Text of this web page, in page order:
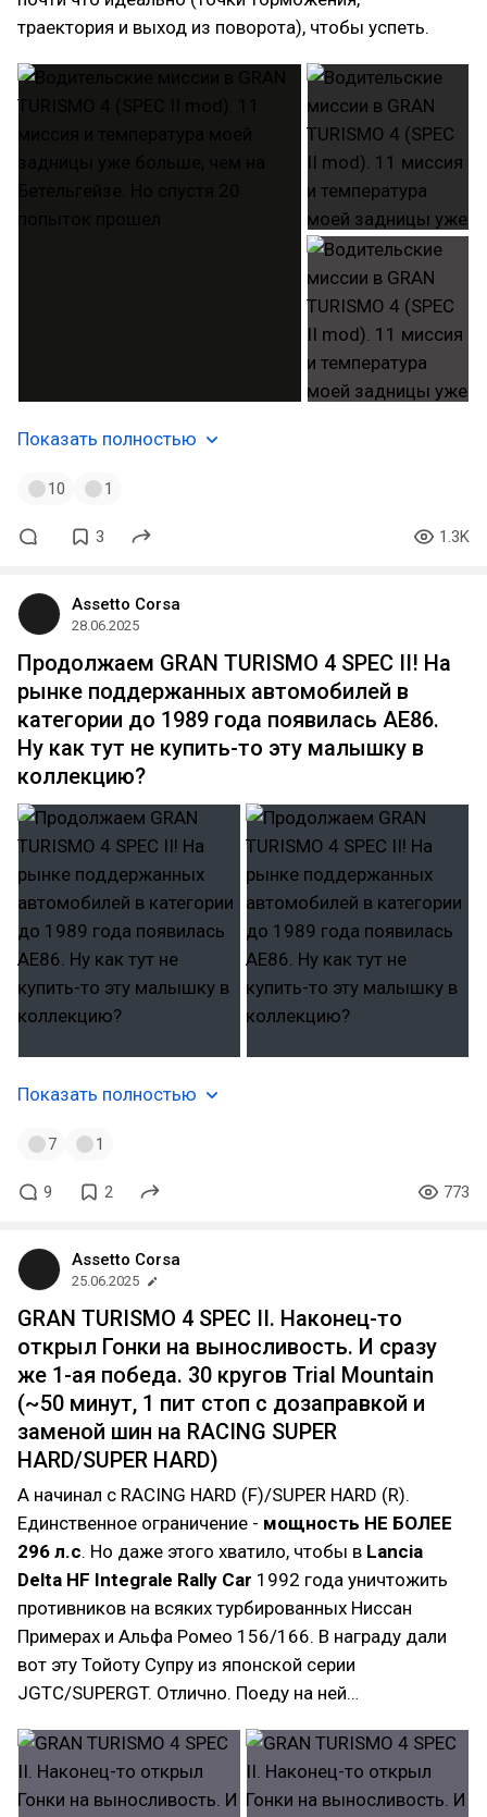
траектория и выход из поворота), чтобы успеть.
Показать полностью
10 1
3 1.3K
Assetto Corsa
28.06.2025
Продолжаем GRAN TURISMO 4 SPEC II! На
рынке поддержанных автомобилей в
категории до 1989 года появилась AE86.
Ну как тут не купить-то эту малышку в
коллекцию?
Показать полностью
7 1
9 2 773
Assetto Corsa
25.06.2025
GRAN TURISMO 4 SPEC II. Наконец-то
открыл Гонки на выносливость. И сразу
же 1-ая победа. 30 кругов Trial Mountain
(~50 минут, 1 пит стоп с дозаправкой и
заменой шин на RACING SUPER
HARD/SUPER HARD)
А начинал с RACING HARD (F)/SUPER HARD (R).
Единственное ограничение - мощность НЕ БОЛЕЕ
296 л.с. Но даже этого хватило, чтобы в Lancia
Delta HF Integrale Rally Car 1992 года уничтожить
противников на всяких турбированных Ниссан
Примерах и Альфа Ромео 156/166. В награду дали
вот эту Тойоту Супру из японской серии
JGTC/SUPERGT. Отлично. Поеду на ней…